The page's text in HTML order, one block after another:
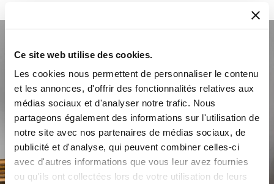
Ce site web utilise des cookies.
Les cookies nous permettent de personnaliser le contenu
et les annonces, d'offrir des fonctionnalités relatives aux
médias sociaux et d'analyser notre trafic. Nous
partageons également des informations sur l'utilisation de
notre site avec nos partenaires de médias sociaux, de
publicité et d'analyse, qui peuvent combiner celles-ci
avec d'autres informations que vous leur avez fournies
ou qu'ils ont collectées lors de votre utilisation de leurs